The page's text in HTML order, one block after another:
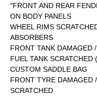
"FRONT AND REAR
ON BODY PANELS
WHEEL RIMS
ABSORBERS
FRONT TANK DAMAGED
FUEL TANK
CUSTOM SADDLE BAG
FRONT TYRE DAMAGED
SCRATCHED